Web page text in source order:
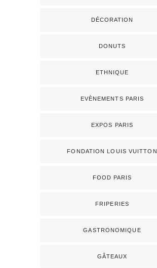
DÉCORATION
DONUTS
ETHNIQUE
EVÈNEMENTS PARIS
EXPOS PARIS
FONDATION LOUIS VUITTON
FOOD PARIS
FRIPERIES
GASTRONOMIQUE
GÂTEAUX